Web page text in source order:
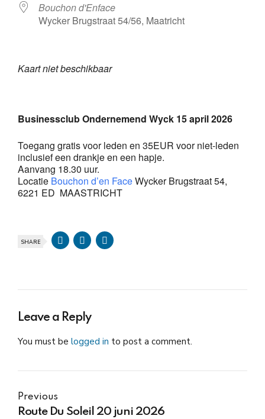
Bouchon d'Enface
Wycker Brugstraat 54/56, Maatricht
Kaart niet beschikbaar
Businessclub Ondernemend Wyck 15 april 2026
Toegang gratis voor leden en 35EUR voor niet-leden
inclusief een drankje en een hapje.
Aanvang 18.30 uur.
Locatie Bouchon d’en FaceWycker Brugstraat 54,
6221 ED MAASTRICHT
SHARE
Leave a Reply
You must be logged in to post a comment.
Previous
Route Du Soleil 20 juni 2026